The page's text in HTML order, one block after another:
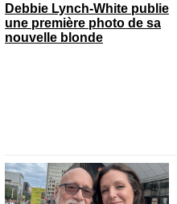
Debbie Lynch-White publie
une première photo de sa
nouvelle blonde